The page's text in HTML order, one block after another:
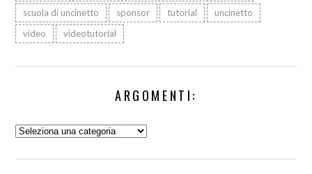
scuola di uncinetto
sponsor tutorial
uncinetto
video
videotutorial
ARGOMENTI:
Argomenti: